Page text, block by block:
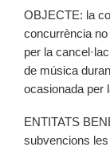
OBJECTE: la
concurrència
per la
de música
ocasionada per
ENTITATS
subvencions